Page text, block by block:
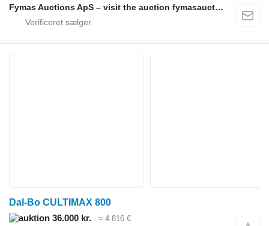
Fymas Auctions ApS – visit the auction fymasauctions.dk
Dal-Bo CULTIMAX 800
36.000 kr.
≈ 4.816 €